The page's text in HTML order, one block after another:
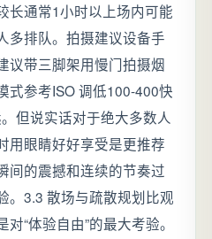
长通常1小时以上场内可能
多排队。拍摄建议设备手
议带三脚架用慢门拍摄烟
式参考ISO 调低100-400快
但说实话对于绝大多数人
用眼睛好好享受是更推荐
间的震撼和连续的节奏过
。3.3 散场与疏散规划比观
“体验自由”的最大考验。